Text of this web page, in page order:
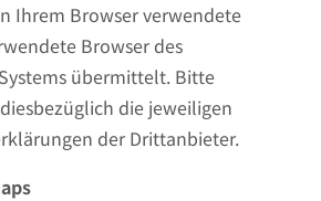
Ihrem Browser verwendete
Browser des
übermittelt. Bitte
die jeweiligen
der Drittanbieter.